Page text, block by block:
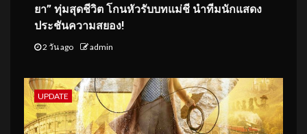
ยา” ทุ่มสุดชีวิต โกนหัวรับบทแม่ชี นำทีมนักแสดง
ประชันความสยอง!
2 วัน ago admin
UPDATE